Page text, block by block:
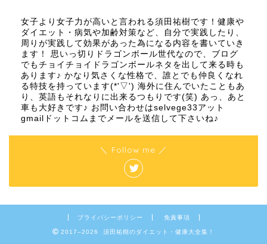
女子より女子力が高いと言われる須田祐樹です！健康や
ダイエット・病気や加齢対策など、自分で実践したり、
周りが実践して効果があった為になる内容を書いていき
ます！ 思いっ切りドラゴンボール世代なので、ブログ
でもチョイチョイドラゴンボールネタを出して来る時も
あります♪ かなり気さくな性格で、誰とでも仲良くなれ
る特技を持っています(*'▽') 海外に住んでいたこともあ
り、英語もそれなりに出来るつもりです(笑) あっ、あと
車も大好きです♪ お問い合わせはselvege33アット
gmailドットコムまでメールを送信して下さいね♪
＼ Follow me ／
プライバシーポリシー 免責事項
2017–2026 須田祐樹のダイエット・健康大全集！